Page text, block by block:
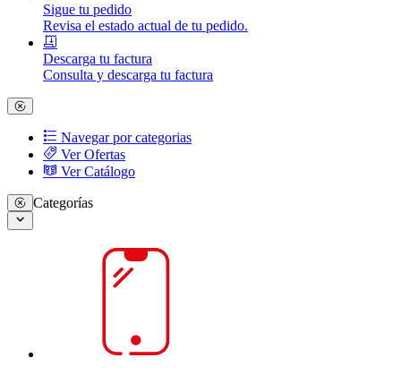
Sigue tu pedido
Revisa el estado actual de tu pedido.
Descarga tu factura
Consulta y descarga tu factura
Navegar por categorias
Ver Ofertas
Ver Catálogo
Categorías